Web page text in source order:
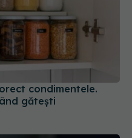
condimentele.
gătești